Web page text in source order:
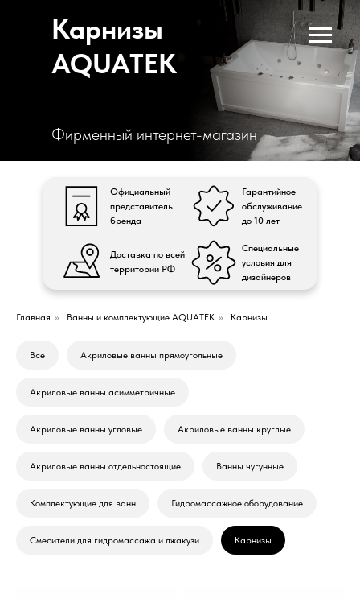
Карнизы
AQUATEK
Фирменный интернет-магазин
Официальный
представитель
бренда
Доставка по всей
территории РФ
Гарантийное
обслуживание
до 10 лет
Специальные
условия для
дизайнеров
Главная » Ванны и комплектующие AQUATEK » Карнизы
Все Акриловые ванны прямоугольные
Акриловые ванны асимметричные
Акриловые ванны угловые Акриловые ванны круглые
Акриловые ванны отдельностоящие Ванны чугунные
Комплектующие для ванн Гидромассажное оборудование
Смесители для гидромассажа и джакузи Карнизы